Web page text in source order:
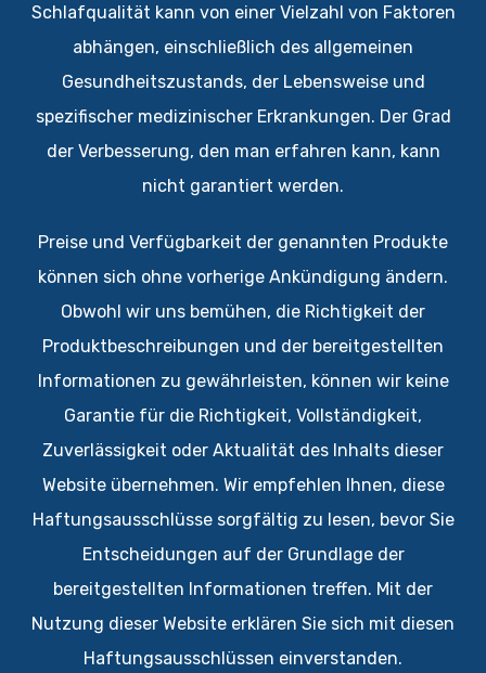
Schlafqualität kann von einer Vielzahl von Faktoren
abhängen, einschließlich des allgemeinen
Gesundheitszustands, der Lebensweise und
spezifischer medizinischer Erkrankungen. Der Grad
der Verbesserung, den man erfahren kann, kann
nicht garantiert werden.
Preise und Verfügbarkeit der genannten Produkte
können sich ohne vorherige Ankündigung ändern.
Obwohl wir uns bemühen, die Richtigkeit der
Produktbeschreibungen und der bereitgestellten
Informationen zu gewährleisten, können wir keine
Garantie für die Richtigkeit, Vollständigkeit,
Zuverlässigkeit oder Aktualität des Inhalts dieser
Website übernehmen. Wir empfehlen Ihnen, diese
Haftungsausschlüsse sorgfältig zu lesen, bevor Sie
Entscheidungen auf der Grundlage der
bereitgestellten Informationen treffen. Mit der
Nutzung dieser Website erklären Sie sich mit diesen
Haftungsausschlüssen einverstanden.